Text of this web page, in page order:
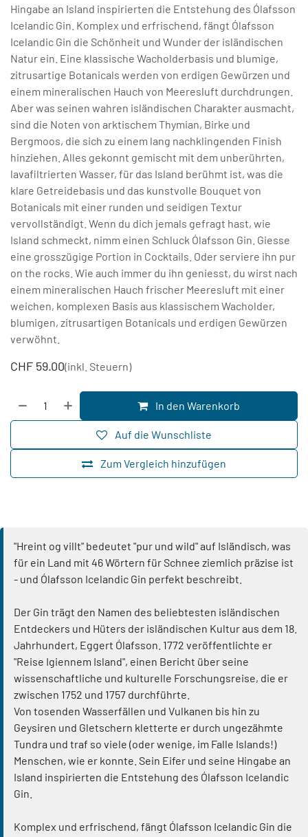
Hingabe an Island inspirierten die Entstehung des Ólafsson
Icelandic Gin. Komplex und erfrischend, fängt Ólafsson
Icelandic Gin die Schönheit und Wunder der isländischen
Natur ein. Eine klassische Wacholderbasis und blumige,
zitrusartige Botanicals werden von erdigen Gewürzen und
einem mineralischen Hauch von Meeresluft durchdrungen.
Aber was seinen wahren isländischen Charakter ausmacht,
sind die Noten von arktischem Thymian, Birke und
Bergmoos, die sich zu einem lang nachklingenden Finish
hinziehen. Alles gekonnt gemischt mit dem unberührten,
lavafiltrierten Wasser, für das Island berühmt ist, was die
klare Getreidebasis und das kunstvolle Bouquet von
Botanicals mit einer runden und seidigen Textur
vervollständigt. Wenn du dich jemals gefragt hast, wie
Island schmeckt, nimm einen Schluck Ólafsson Gin. Giesse
eine grosszügige Portion in Cocktails. Oder serviere ihn pur
on the rocks. Wie auch immer du ihn geniesst, du wirst nach
einem mineralischen Hauch frischer Meeresluft mit einer
weichen, komplexen Basis aus klassischem Wacholder,
blumigen, zitrusartigen Botanicals und erdigen Gewürzen
verwöhnt.
CHF 59.00(inkl. Steuern)
In den Warenkorb
Zum Vergleich hinzufügen
Auf die Wunschliste
"Hreint og villt" bedeutet "pur und wild" auf Isländisch, was
für ein Land mit 46 Wörtern für Schnee ziemlich präzise ist
- und Ólafsson Icelandic Gin perfekt beschreibt.
Der Gin trägt den Namen des beliebtesten isländischen
Entdeckers und Hüters der isländischen Kultur aus dem 18.
Jahrhundert, Eggert Ólafsson. 1772 veröffentlichte er
"Reise Igiennem Island", einen Bericht über seine
wissenschaftliche und kulturelle Forschungsreise, die er
zwischen 1752 und 1757 durchführte.
Von tosenden Wasserfällen und Vulkanen bis hin zu
Geysiren und Gletschern kletterte er durch ungezähmte
Tundra und traf so viele (oder wenige, im Falle Islands!)
Menschen, wie er konnte. Sein Eifer und seine Hingabe an
Island inspirierten die Entstehung des Ólafsson Icelandic
Gin.
Komplex und erfrischend, fängt Ólafsson Icelandic Gin die